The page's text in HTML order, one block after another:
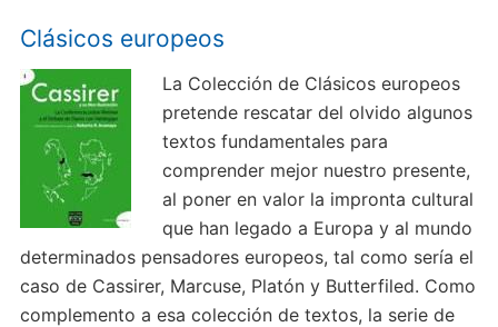
Clásicos europeos
La Colección de Clásicos europeos
pretende rescatar del olvido algunos
textos fundamentales para
comprender mejor nuestro presente,
al poner en valor la impronta cultural
que han legado a Europa y al mundo
determinados pensadores europeos, tal como sería el
caso de Cassirer, Marcuse, Platón y Butterfiled. Como
complemento a esa colección de textos, la serie de